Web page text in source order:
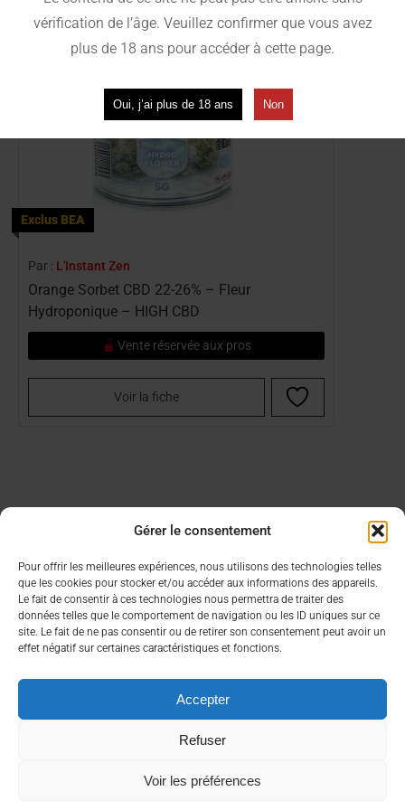
Gérer le consentement
Pour offrir les meilleures expériences, nous utilisons des technologies telles
que les cookies pour stocker et/ou accéder aux informations des appareils.
Le fait de consentir à ces technologies nous permettra de traiter des
données telles que le comportement de navigation ou les ID uniques sur ce
site. Le fait de ne pas consentir ou de retirer son consentement peut avoir un
effet négatif sur certaines caractéristiques et fonctions.
Accepter
Refuser
Voir les préférences
Exclus BEA
Par : L'Instant Zen
Orange Sorbet CBD 22-26% – Fleur
Hydroponique – HIGH CBD
Vente réservée aux pros
Voir la fiche
Aide & Infos
Condition générales de vente
FAQ
Lien utiles
Choisir son CBD
Contacter un commercial
Mon compte
RGPD/Cookies
contact@bea-francetabac.fr
38, Rue AMPERE 56980 SAINT-AVE
vérification de l’âge. Veuillez confirmer que vous avez
plus de 18 ans pour accéder à cette page.
Oui, j’ai plus de 18 ans Non